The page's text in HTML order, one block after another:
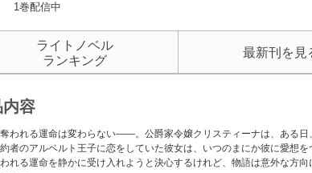
1巻配信中
ライトノベル
ランキング
最新刊を見
容
われる運命は変わらない――。公爵家令嬢クリスティーナは、ある
約者のアルベルト王子に恋をしていた彼女は、いつのまにか彼に愛想
れる運命を静かに受け入れようと決心するけれど、物語は意外な